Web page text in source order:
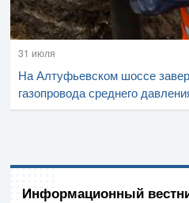
31 июля
На Алтуфьевском шоссе
газопровода среднего
Информационный